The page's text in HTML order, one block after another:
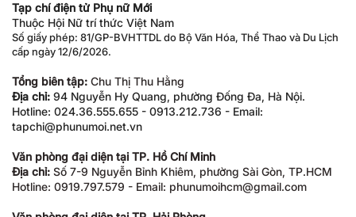
Tạp chí điện tử Phụ nữ Mới
Thuộc Hội Nữ trí thức Việt Nam
Số giấy phép: 81/GP-BVHTTDL do Bộ Văn Hóa, Thể Thao và Du Lịch
cấp ngày 12/6/2026.
Tổng biên tập: Chu Thị Thu Hằng
Địa chỉ: 94 Nguyễn Hy Quang, phường Đống Đa, Hà Nội.
Hotline: 024.36.555.655 - 0913.212.736 - Email:
tapchi@phunumoi.net.vn
Văn phòng đại diện tại TP. Hồ Chí Minh
Địa chỉ: Số 7-9 Nguyễn Bỉnh Khiêm, phường Sài Gòn, TP.HCM
Hotline: 0919.797.579 - Email: phunumoihcm@gmail.com